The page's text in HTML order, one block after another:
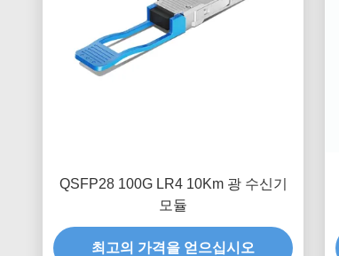
QSFP28 100G LR4 10Km 광 수신기
모듈
최고의 가격을 얻으십시오